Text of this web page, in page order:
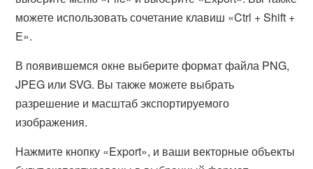
можете использовать сочетание клавиш «Ctrl + Shift +
E».
В появившемся окне выберите формат файла PNG,
JPEG или SVG. Вы также можете выбрать
разрешение и масштаб экспортируемого
изображения.
Нажмите кнопку «Export», и ваши векторные объекты